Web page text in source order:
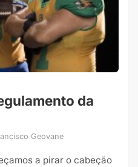
da
Geovane
a pirar o cabeção